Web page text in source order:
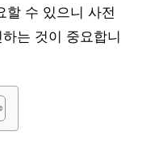
할 수 있으니 사전
는 것이 중요합니